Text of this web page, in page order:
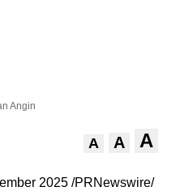
Angin
A A A
2025 /PRNewswire/